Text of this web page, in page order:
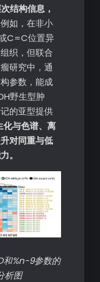
结构信息，
例如，在非小
C=C位置异
织，但联合
研究中，通
参数，能成
野生型肿
的亚型提供
化与色谱、离
对同重与低
。
和%n-9参数的
析图